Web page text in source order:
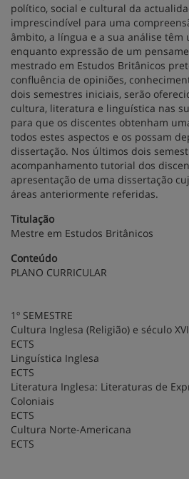
político, social e cultural da
imprescindível para uma
âmbito, a língua e a sua análise
enquanto expressão de um
mestrado em Estudos Britânicos
confluência de opiniões,
dois semestres iniciais, serão
cultura, literatura e linguística nas
para que os discentes obtenham
todos estes aspectos e os possam
dissertação. Nos últimos dois
acompanhamento tutorial dos
apresentação de uma dissertação
áreas anteriormente referidas.
Titulação
Mestre em Estudos Britânicos
Conteúdo
PLANO CURRICULAR
1º SEMESTRE
Cultura Inglesa (Religião)
ECTS
Linguística
ECTS
Literatura Inglesa: Literaturas de
ECTS
Cultura Norte-
ECTS